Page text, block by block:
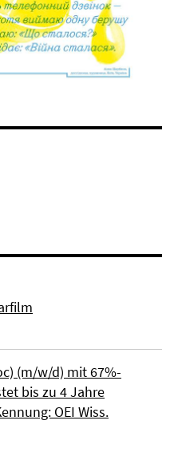
(m/w/d) mit 67%-
bis zu 4 Jahre
OEI Wiss.